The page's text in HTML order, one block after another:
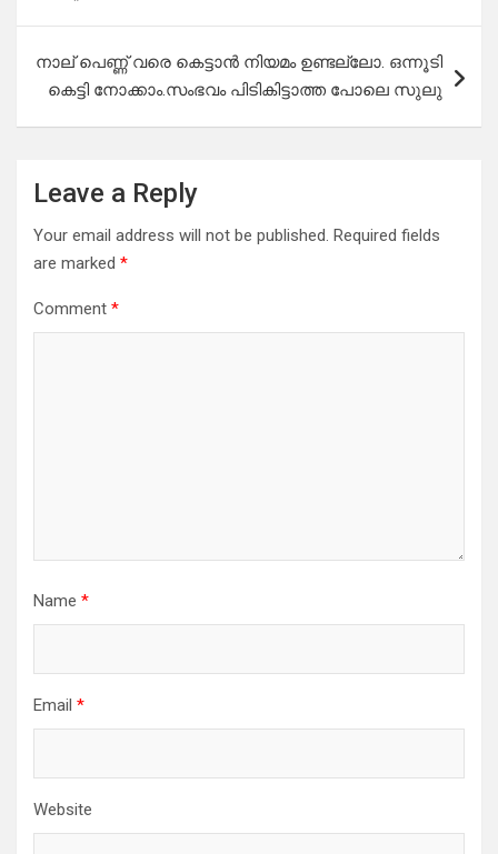
നാല് പെണ്ണ് വരെ കെട്ടാൻ നിയമം ഉണ്ടല്ലോ. ഒന്നൂടി
കെട്ടി നോക്കാം.സംഭവം പിടികിട്ടാത്ത പോലെ സുലു
Leave a Reply
Your email address will not be published. Required fields
are marked *
Comment *
Name *
Email *
Website